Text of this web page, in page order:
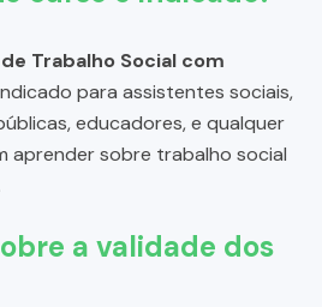
Trabalho Social com
para assistentes sociais,
educadores, e qualquer
aprender sobre trabalho social
a validade dos